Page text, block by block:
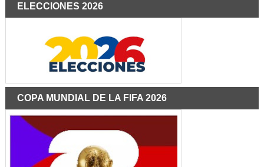
ELECCIONES 2026
COPA MUNDIAL DE LA FIFA 2026